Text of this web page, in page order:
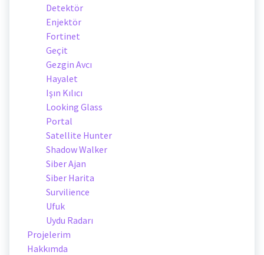
Detektör
Enjektör
Fortinet
Geçit
Gezgin Avcı
Hayalet
Işın Kılıcı
Looking Glass
Portal
Satellite Hunter
Shadow Walker
Siber Ajan
Siber Harita
Survilience
Ufuk
Uydu Radarı
Projelerim
Hakkımda